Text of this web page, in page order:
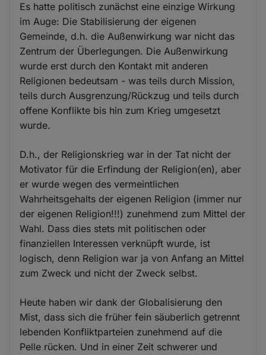
Es hatte politisch zunächst eine einzige Wirkung
im Auge: Die Stabilisierung der eigenen
Gemeinde, d.h. die Außenwirkung war nicht das
Zentrum der Überlegungen. Die Außenwirkung
wurde erst durch den Kontakt mit anderen
Religionen bedeutsam - was teils durch Mission,
teils durch Ausgrenzung/Rückzug und teils durch
offene Konflikte bis hin zum Krieg umgesetzt
wurde.
D.h., der Religionskrieg war in der Tat nicht der
Motivator für die Erfindung der Religion(en), aber
er wurde wegen des vermeintlichen
Wahrheitsgehalts der eigenen Religion (immer nur
der eigenen Religion!!!) zunehmend zum Mittel der
Wahl. Dass dies stets mit politischen oder
finanziellen Interessen verknüpft wurde, ist
logisch, denn Religion war ja von Anfang an Mittel
zum Zweck und nicht der Zweck selbst.
Heute haben wir dank der Globalisierung den
Mist, dass sich die früher fein säuberlich getrennt
lebenden Konfliktparteien zunehmend auf die
Pelle rücken. Und in einer Zeit schwerer und